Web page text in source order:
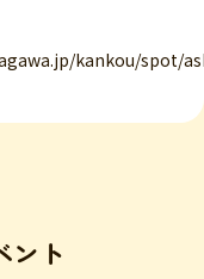
kankou/spot/
ント